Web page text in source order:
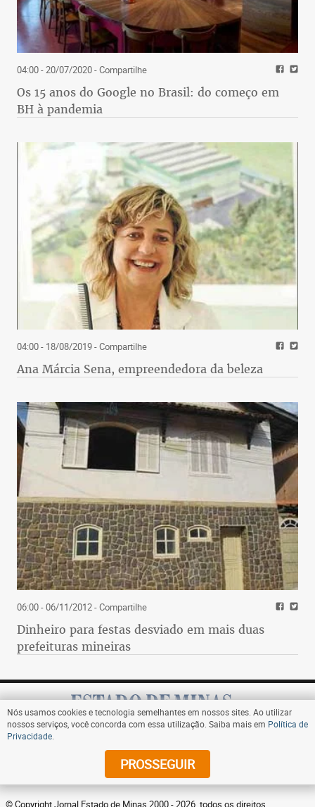
04:00 - 20/07/2020- Compartilhe
Os 15 anos do Google no Brasil: do começo em
BH à pandemia
04:00 - 18/08/2019- Compartilhe
Ana Márcia Sena, empreendedora da beleza
06:00 - 06/11/2012- Compartilhe
Dinheiro para festas desviado em mais duas
prefeituras mineiras
Assine
© Copyright Jornal Estado de Minas 2000 - 2026. todos os direitos
Nós usamos cookies e tecnologia semelhantes em nossos sites. Ao utilizar
nossos serviços, você concorda com essa utilização. Saiba mais em Política de
Privacidade
PROSSEGUIR